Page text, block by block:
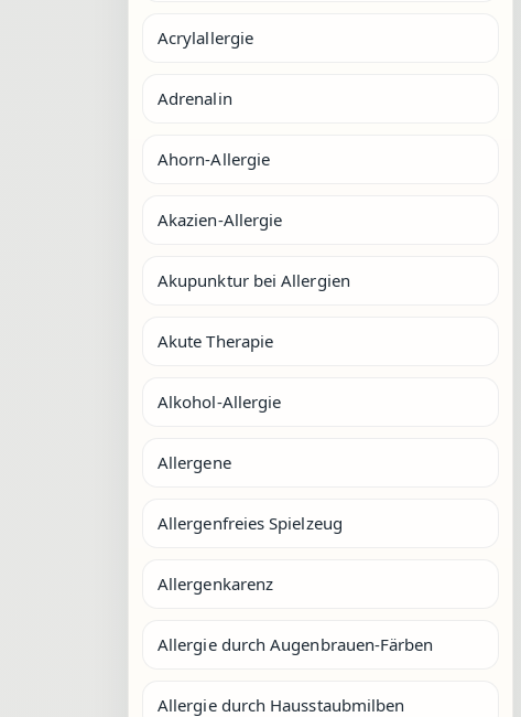
Acrylallergie
Adrenalin
Ahorn-Allergie
Akazien-Allergie
Akupunktur bei Allergien
Akute Therapie
Alkohol-Allergie
Allergene
Allergenfreies Spielzeug
Allergenkarenz
Allergie durch Augenbrauen-Färben
Allergie durch Hausstaubmilben